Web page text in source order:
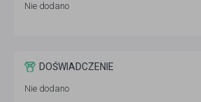
Nie dodano
DOŚWIADCZENIE
Nie dodano